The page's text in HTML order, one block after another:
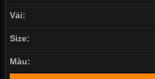
Vải:
Size:
Màu: